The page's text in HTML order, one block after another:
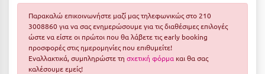
Γύθειο
Δελφοί
Παρακαλώ επικοινωνήστε μαζί μας τηλεφωνικώς στο 210
3008860 για να σας ενημερώσουμε για τις διαθέσιμες επιλογές
ώστε να είστε οι πρώτοι που θα λάβετε τις early booking
προσφορές στις ημερομηνίες που επιθυμείτε!
Εναλλακτικά, συμπληρώστε τη σχετική φόρμακαι θα σας
καλέσουμε εμείς!